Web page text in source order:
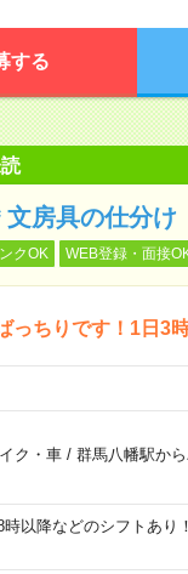
する
文房具の仕分け
クOK WEB登録・面接
ちりです！1日3
ク・車/ 群馬八幡駅か
時以降などのシフトあ